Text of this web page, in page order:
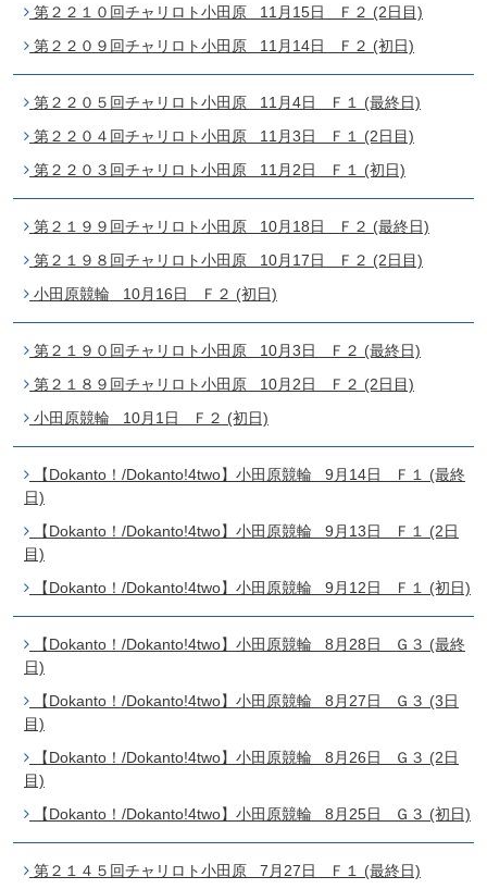
第２２１０回チャリロト小田原 11月15日 Ｆ２ (2日目)
第２２０９回チャリロト小田原 11月14日 Ｆ２ (初日)
第２２０５回チャリロト小田原 11月4日 Ｆ１ (最終日)
第２２０４回チャリロト小田原 11月3日 Ｆ１ (2日目)
第２２０３回チャリロト小田原 11月2日 Ｆ１ (初日)
第２１９９回チャリロト小田原 10月18日 Ｆ２ (最終日)
第２１９８回チャリロト小田原 10月17日 Ｆ２ (2日目)
小田原競輪 10月16日 Ｆ２ (初日)
第２１９０回チャリロト小田原 10月3日 Ｆ２ (最終日)
第２１８９回チャリロト小田原 10月2日 Ｆ２ (2日目)
小田原競輪 10月1日 Ｆ２ (初日)
【Dokanto！/Dokanto!4two】小田原競輪 9月14日 Ｆ１ (最終
日)
【Dokanto！/Dokanto!4two】小田原競輪 9月13日 Ｆ１ (2日
目)
【Dokanto！/Dokanto!4two】小田原競輪 9月12日 Ｆ１ (初日)
【Dokanto！/Dokanto!4two】小田原競輪 8月28日 Ｇ３ (最終
日)
【Dokanto！/Dokanto!4two】小田原競輪 8月27日 Ｇ３ (3日
目)
【Dokanto！/Dokanto!4two】小田原競輪 8月26日 Ｇ３ (2日
目)
【Dokanto！/Dokanto!4two】小田原競輪 8月25日 Ｇ３ (初日)
第２１４５回チャリロト小田原 7月27日 Ｆ１ (最終日)